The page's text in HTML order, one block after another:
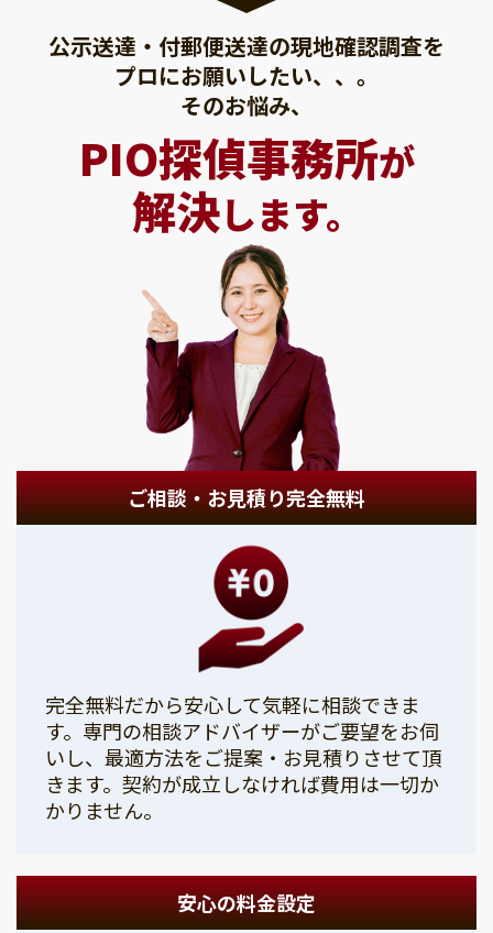
公示送達・付郵便送達の現地確認調査を
プロにお願いしたい、、。
そのお悩み、
PIO探偵事務所が
解決します。
ご相談・お見積り完全無料
完全無料だから安心して気軽に相談できま
す。専門の相談アドバイザーがご要望をお伺
いし、最適方法をご提案・お見積りさせて頂
きます。契約が成立しなければ費用は一切か
かりません。
安心の料金設定